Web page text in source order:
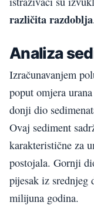
različita razdoblja
Analiza
Izračunavanjem
poput omjera
donji dio
Ovaj sediment
karakteristične za
postojala. Gornji
pijesak iz srednjeg
milijuna godina.